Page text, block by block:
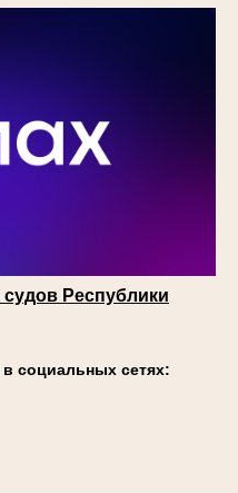
Республики
социальных сетях: